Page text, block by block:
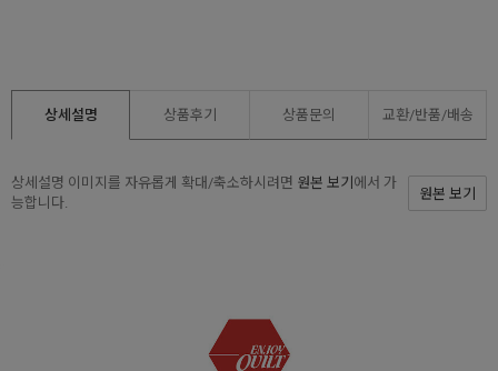
상세설명 상품후기 상품문의 교환/반품/배송
상세설명 이미지를 자유롭게 확대/축소하시려면 원본 보기 에서 가
능합니다.
원본 보기